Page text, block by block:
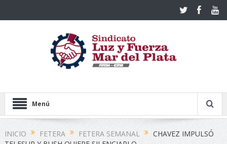
Menú
INICIO FETERA FETERA SEMANAL
CHAVEZ IMPULSÓ